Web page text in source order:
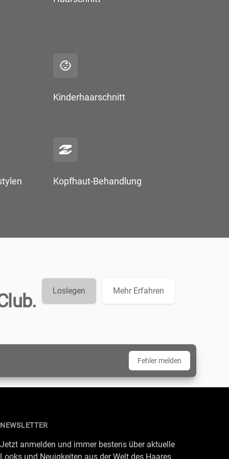
Kinderhaarschnitt
Kopfhaut-Behandlung
Loslegen Mehr Erfahren
Fehler melden
NEWSLETTER
Jetzt anmelden und immer bestens über aktuelle
Looks und Neuigkeiten aus der Welt des Haares